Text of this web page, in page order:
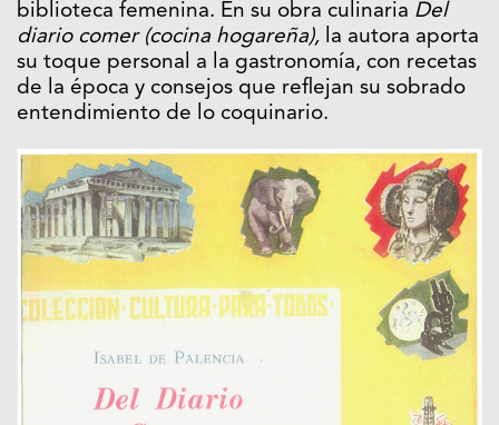
biblioteca femenina. En su obra culinaria Del
diario comer (cocina hogareña), la autora aporta
su toque personal a la gastronomía, con recetas
de la época y consejos que reflejan su sobrado
entendimiento de lo coquinario.